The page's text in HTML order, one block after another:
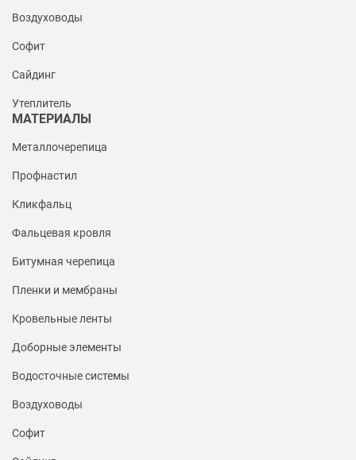
Воздуховоды
Софит
Сайдинг
Утеплитель
МАТЕРИАЛЫ
Металлочерепица
Профнастил
Кликфальц
Фальцевая кровля
Битумная черепица
Пленки и мембраны
Кровельные ленты
Доборные элементы
Водосточные системы
Воздуховоды
Софит